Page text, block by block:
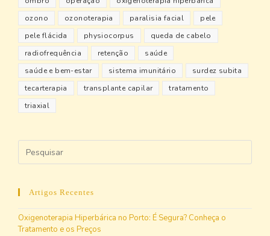
ozono
ozonoterapia paralisia facial
pele
pele flácida
physiocorpus
queda de cabelo
radiofrequência
retenção
saúde
saúde e bem-estar
sistema imunitário
surdez subita
tecarterapia
transplante capilar
tratamento
triaxial
Artigos Recentes
Oxigenoterapia Hiperbárica no Porto: É Segura? Conheça o
Tratamento e os Preços